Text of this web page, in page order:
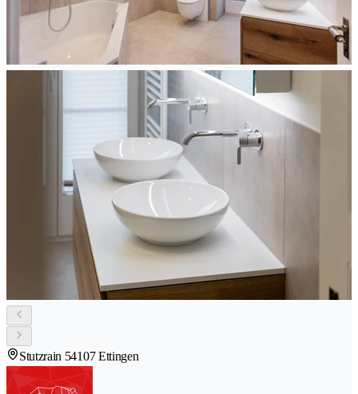
Stutzrain 54107 Ettingen